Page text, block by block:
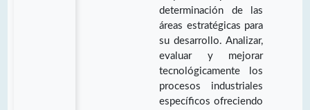
determinación de las
áreas estratégicas para
su desarrollo. Analizar,
evaluar y mejorar
tecnológicamente los
procesos industriales
específicos ofreciendo